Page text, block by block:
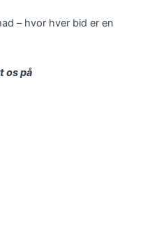
– hvor hver bid er en
os på